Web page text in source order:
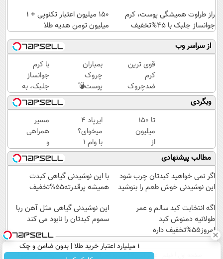
راز طراوت همیشگی پوست، کرم
جوانساز جلبک با 45%تخفیف
150 میلیون اعتبار تکنوپی + 1
میلیون تومن هدیه طلا
از سراسر وب
قوی ترین
کرم
ضدچروک
گیاهی!
تحت
لیسانس
آلمان
زمستانی)
بمباران
چروک
پوست💣
با
جوانساز
جلبک
(تخفیف
تاامشب)
با کرم
جوانساز
جلبک، به
پوستت،
انرژی
دوباره
بده(تخفیف
تا امشب)
وبگردی
تا ۱۵۰
میلیون
از
تکنوپی؛
دریافت
ساده،
مدارک
ایرپاد 4
میخوای؟
با وام 1
ساله
تکنولایف
بخر
مسیر
همراهی
و
گزارش
عملکرد
گروه
اسنپ
۱۴۰۴
مطالب پیشنهادی
اگر نمی خواهید کبدتان چرب شود
این نوشیدنی خوش طعم را بنوشید
با این نوشیدنی گیاهی کبدت
همیشه پرقدرته55%تخفیف
اگه انتخابت کبد سالم و عمر
طولانیه دمنوش کبد
امروز55%تخفیف داره
این نوشیدنی گیاهی مثل آهن ربا
سموم کبدتان را نابود می کند
۱ میلیارد اعتبار خرید طلا | بدون ضامن و چک
عصر ایران۲ درباره عصرایران تماس با ما